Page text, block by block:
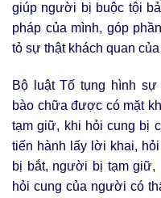
giúp người bị buộc tội
pháp của mình, góp
tỏ sự thật khách quan
Bộ luật Tố tụng hình
bào chữa được có mặt
tạm giữ, khi hỏi cung bị
tiến hành lấy lời khai,
bị bắt, người bị tạm
hỏi cung của người có